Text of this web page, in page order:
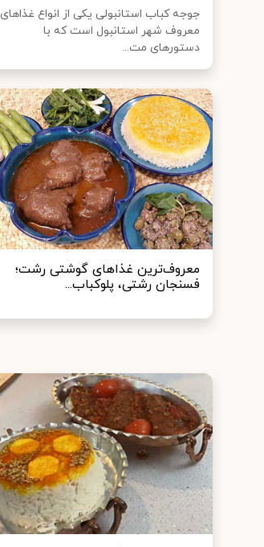
جوجه کباب استانبولی یکی از انواع غذاهای
معروف شهر استانبول است که با
دستورهای مت...
معروف‌ترین غذا‌های گوشتی رشت؛
فسنجان رشتی، پلوکباب...